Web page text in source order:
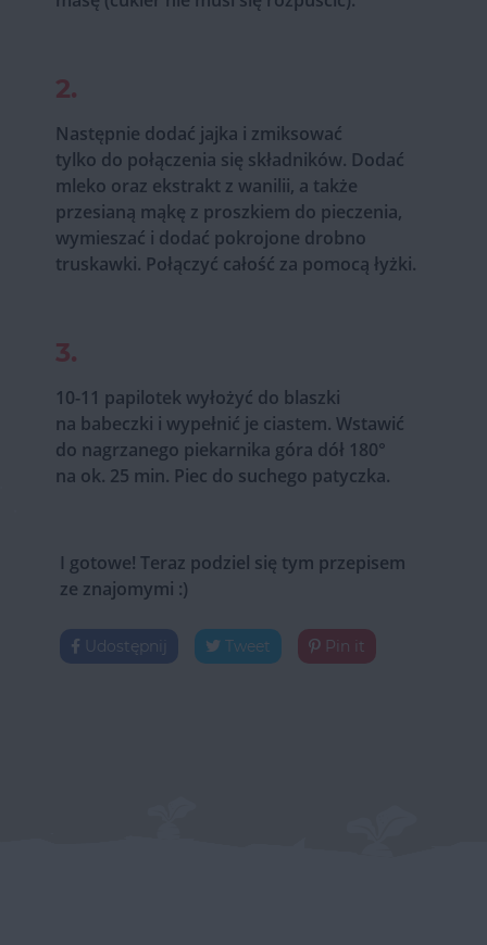
2.
Następnie dodać jajka i zmiksować
tylko do połączenia się składników. Dodać
mleko oraz ekstrakt z wanilii, a także
przesianą mąkę z proszkiem do pieczenia,
wymieszać i dodać pokrojone drobno
truskawki. Połączyć całość za pomocą łyżki.
3.
10-11 papilotek wyłożyć do blaszki
na babeczki i wypełnić je ciastem. Wstawić
do nagrzanego piekarnika góra dół 180°
na ok. 25 min. Piec do suchego patyczka.
I gotowe! Teraz podziel się tym przepisem
ze znajomymi :)
Udostępnij Tweet Pin it